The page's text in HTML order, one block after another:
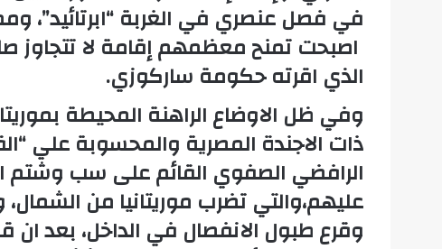
في فصل عنصري في الغربة “ابرتائيد”،
اصبحت تمنح معظمهم إقامة لا تتجاوز
الذي اقرته حكومة ساركوزي.
وفي ظل الاوضاع الراهنة المحيطة
ذات الاجندة المصرية والمحسوبة علي
الرافضي الصفوي القائم على سب وشتم
عليهم،والتي تضرب موريتانيا من الشمال،
وقرع طبول الانفصال في الداخل، بعد ان